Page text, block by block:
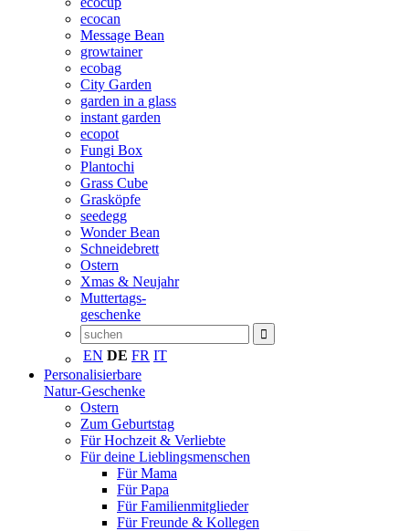
ecocan
Message Bean
growtainer
ecobag
City Garden
garden in a glass
instant garden
ecopot
Fungi Box
Plantochi
Grass Cube
Grasköpfe
seedegg
Wonder Bean
Schneidebrett
Ostern
Xmas & Neujahr
Muttertags-
geschenke
EN DE FR IT
Personalisierbare
Natur-Geschenke
Ostern
Zum Geburtstag
Für Hochzeit & Verliebte
Für deine Lieblingsmenschen
Für Mama
Für Papa
Für Familienmitglieder
Für Freunde & Kollegen